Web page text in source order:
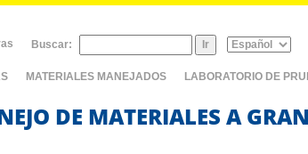
Buscar:
MATERIALES MANEJADOS LABORATORIO DE
DE MATERIALES A